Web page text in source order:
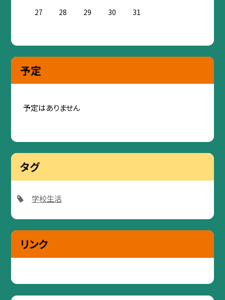
27
28 29 30 31
予定
予定はありません
タグ
学校生活
リンク